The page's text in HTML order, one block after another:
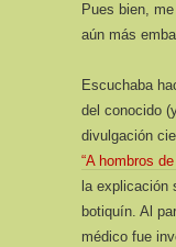
Pues bien,
aún más
Escuchaba
del conocido
divulgación
“A hombros
la explicación
botiquín. Al
médico fue